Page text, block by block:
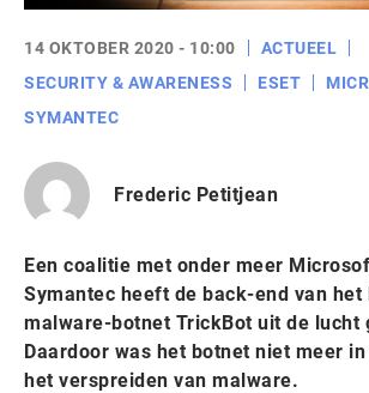
14 OKTOBER 2020 - 10:00
ACTUEEL
SECURITY & AWARENESS
ESET
SYMANTEC
Frederic Petitjean
Een coalitie met onder meer
Symantec heeft de back-end van het
malware-botnet TrickBot uit de lucht
Daardoor was het botnet niet meer
het verspreiden van malware.